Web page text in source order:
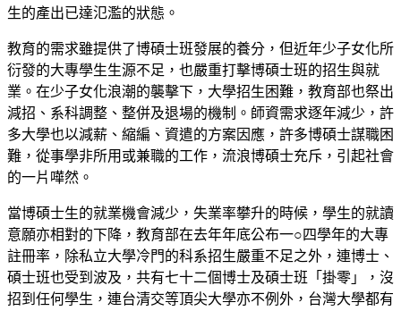
生的產出已達氾濫的狀態。
教育的需求雖提供了博碩士班發展的養分，但近年少子女化所
衍發的大專學生生源不足，也嚴重打擊博碩士班的招生與就
業。在少子女化浪潮的襲擊下，大學招生困難，教育部也祭出
減招、系科調整、整併及退場的機制。師資需求逐年減少，許
多大學也以減薪、縮編、資遣的方案因應，許多博碩士謀職困
難，從事學非所用或兼職的工作，流浪博碩士充斥，引起社會
的一片嘩然。
當博碩士生的就業機會減少，失業率攀升的時候，學生的就讀
意願亦相對的下降，教育部在去年年底公布一○四學年的大專
註冊率，除私立大學冷門的科系招生嚴重不足之外，連博士、
碩士班也受到波及，共有七十二個博士及碩士班「掛零」，沒
招到任何學生，連台清交等頂尖大學亦不例外，台灣大學都有